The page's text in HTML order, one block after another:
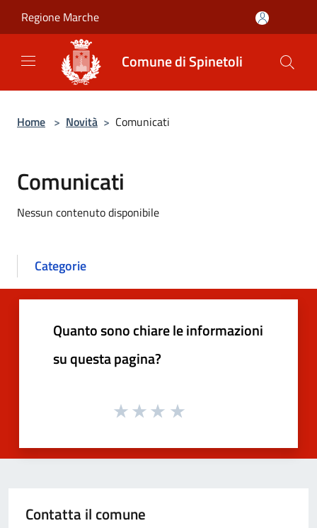
Regione Marche
Comune di Spinetoli
Home > Novità > Comunicati
Comunicati
Nessun contenuto disponibile
Categorie
Quanto sono chiare le informazioni
su questa pagina?
Contatta il comune